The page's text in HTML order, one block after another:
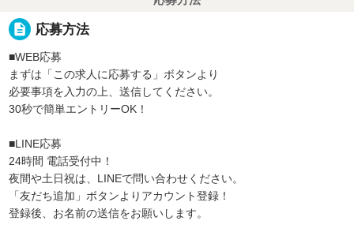
description 応募方法
■WEB応募
まずは「この求人に応募する」ボタンより
必要事項を入力の上、送信してください。
30秒で簡単エントリーOK！
■LINE応募
24時間 電話受付中！
夜間や土日祝は、LINEで問い合わせください。
「友だち追加」ボタンよりアカウント登録！
登録後、お名前の送信をお願いします。